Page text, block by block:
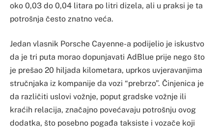
oko 0,03 do 0,04 litara po litri dizela, ali u praksi je ta
potrošnja često znatno veća.
Jedan vlasnik Porsche Cayenne-a podijelio je iskustvo
da je tri puta morao dopunjavati AdBlue prije nego što
je prešao 20 hiljada kilometara, uprkos uvjeravanjima
stručnjaka iz kompanije da vozi “prebrzo”. Činjenica je
da različiti uslovi vožnje, poput gradske vožnje ili
kraćih relacija, značajno povećavaju potrošnju ovog
dodatka, što posebno pogađa taksiste i vozače koji